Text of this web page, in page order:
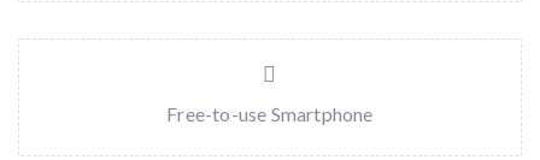
Free-to-use Smartphone